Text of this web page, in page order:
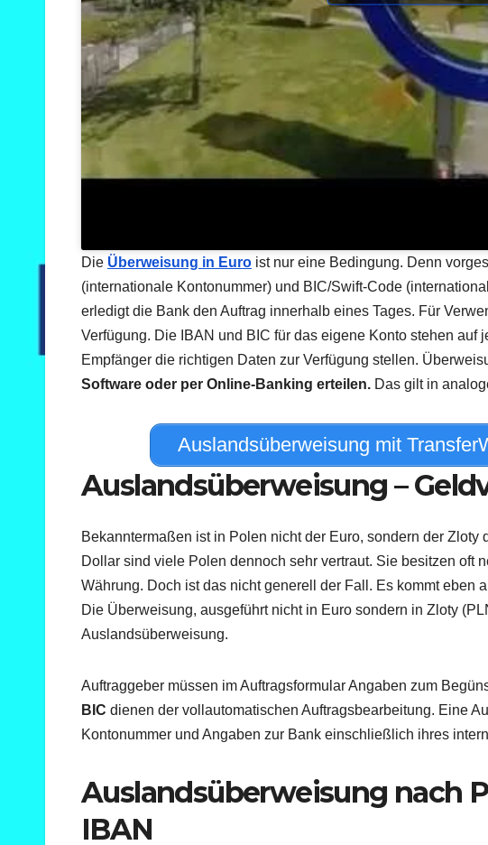
Die Überweisung in Euro ist nur eine Bedingung. Denn
(internationale Kontonummer) und BIC/Swift-Code
erledigt die Bank den Auftrag innerhalb eines Tages. Für
Verfügung. Die IBAN und BIC für das eigene Konto stehen
Empfänger die richtigen Daten zur Verfügung stellen.
Software oder per Online-Banking erteilen. Das gilt in
Auslandsüberweisung mit
Auslandsüberweisung –
Bekanntermaßen ist in Polen nicht der Euro, sondern der
Dollar sind viele Polen dennoch sehr vertraut. Sie besitzen oft
Währung. Doch ist das nicht generell der Fall. Es kommt eben
Die Überweisung, ausgeführt nicht in Euro sondern in Zloty
Auslandsüberweisung.
Auftraggeber müssen im Auftragsformular Angaben zum
BIC dienen der vollautomatischen Auftragsbearbeitung. Eine
Kontonummer und Angaben zur Bank einschließlich ihres
Auslandsüberweisung nach
IBAN